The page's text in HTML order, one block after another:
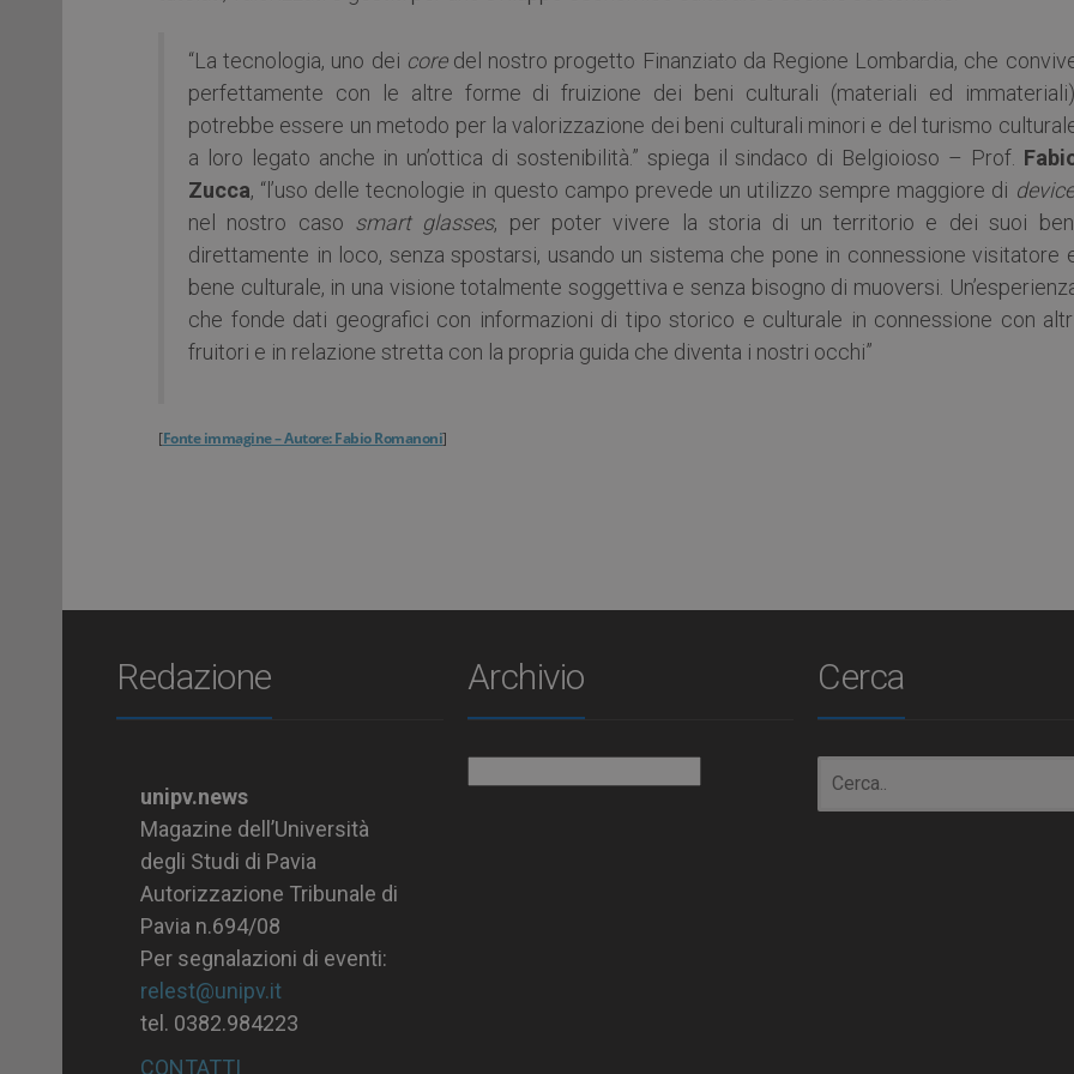
“La tecnologia, uno dei coredel nostro progetto Finanziato da Regione Lombardia, che
perfettamente con le altre forme di fruizione dei beni culturali (materiali ed
potrebbe essere un metodo per la valorizzazione dei beni culturali minori e del turismo
a loro legato anche in un’ottica di sostenibilità.” spiega il sindaco di Belgioioso – Prof.
Zucca, “l’uso delle tecnologie in questo campo prevede un utilizzo sempre maggiore di device
nel nostro caso smart glasses, per poter vivere la storia di un territorio e dei suoi
direttamente in loco, senza spostarsi, usando un sistema che pone in connessione visitatore
bene culturale, in una visione totalmente soggettiva e senza bisogno di muoversi.
che fonde dati geografici con informazioni di tipo storico e culturale in connessione con
fruitori e in relazione stretta con la propria guida che diventa i nostri occhi”
[Fonte immagine – Autore: Fabio Romanoni]
Redazione
unipv.news
Magazine dell’Università
degli Studi di Pavia
Autorizzazione Tribunale di
Pavia n.694/08
Per segnalazioni di eventi:
relest@unipv.it
tel. 0382.984223
CONTATTI
Archivio Cerca